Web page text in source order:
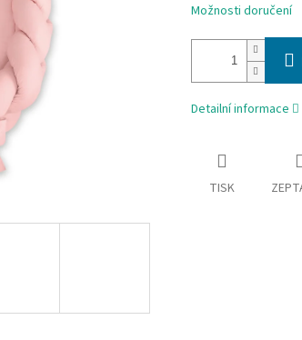
Možnosti doručení
Detailní informace
TISK